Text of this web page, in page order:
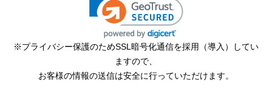
予定の期日までに商品が届きましたか？
はい
商品の梱包は必要十分なものでしたか？
はい
※プライバシー保護のためSSL暗号化通信を採用（導入）してい
ますので、
お客様の情報の送信は安全に行っていただけます。